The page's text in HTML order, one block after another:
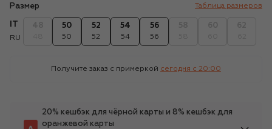
Размер Таблица размеров
RU
50
50
52
52
54
54
56
56
Получите заказ с примеркой сегодня c 20:00
20% кешбэк для чёрной карты и 8% кешбэк для
оранжевой карты